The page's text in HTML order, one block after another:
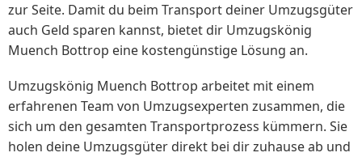
zur Seite. Damit du beim Transport deiner Umzugsgüter
auch Geld sparen kannst, bietet dir Umzugskönig
Muench Bottrop eine kostengünstige Lösung an.
Umzugskönig Muench Bottrop arbeitet mit einem
erfahrenen Team von Umzugsexperten zusammen, die
sich um den gesamten Transportprozess kümmern. Sie
holen deine Umzugsgüter direkt bei dir zuhause ab und